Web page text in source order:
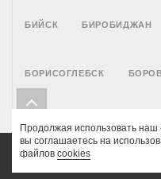
БИЙСК БИРОБИДЖАН
БОРИСОГЛЕБСК
Продолжая использовать наш
вы соглашаетесь на
файлов cookies